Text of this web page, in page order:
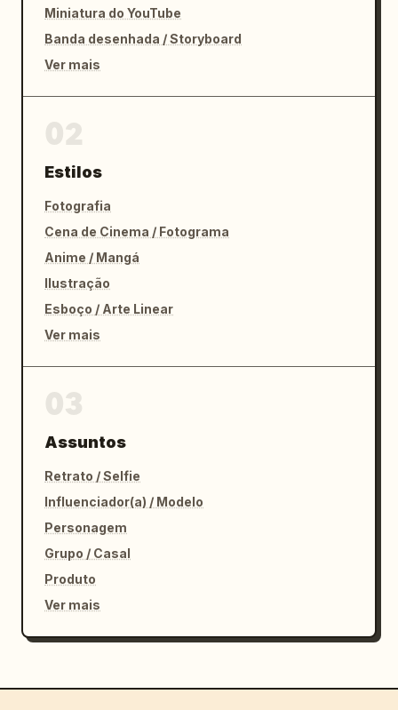
Miniatura do YouTube
Banda desenhada / Storyboard
Ver mais
Estilos
Fotografia
Cena de Cinema / Fotograma
Anime / Mangá
Ilustração
Esboço / Arte Linear
Ver mais
Assuntos
Retrato / Selfie
Influenciador(a) / Modelo
Personagem
Grupo / Casal
Produto
Ver mais